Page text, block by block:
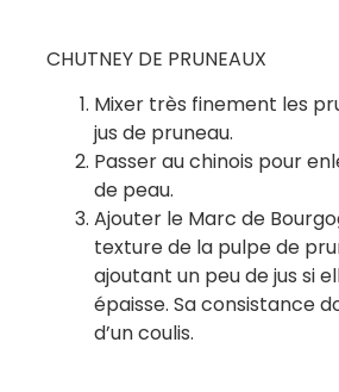
CHUTNEY DE PRUNEAUX
Mixer très finement les
jus de pruneau.
Passer au chinois pour
de peau.
Ajouter le Marc de
texture de la pulpe de
ajoutant un peu de jus si
épaisse. Sa consistance
d’un coulis.